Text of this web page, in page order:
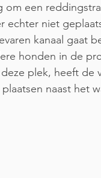
om een
echter niet
kanaal gaat
honden in de
plek, heeft de
naast het